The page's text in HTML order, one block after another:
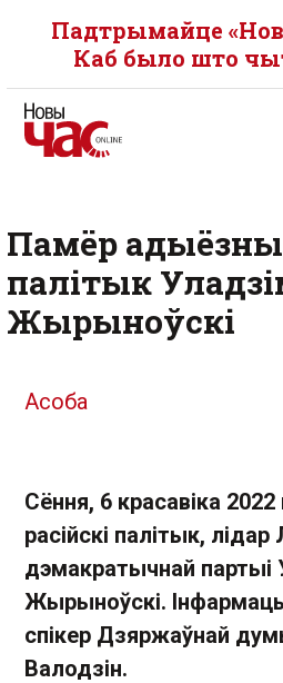
Падтрымайце
Каб было што
Памёр адыёзны
палітык
Жырыноўскі
Асоба
Сёння, 6 красавіка
расійскі палітык,
дэмакратычнай партыі
Жырыноўскі.
спікер Дзяржаўнай
Валодзін.